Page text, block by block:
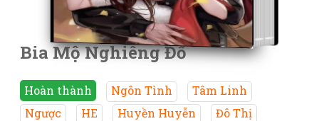
Bia Mộ Nghiêng Đổ
Hoàn thành Ngôn Tình
Tâm Linh
Ngược
HE Huyền Huyễn Đô Thị